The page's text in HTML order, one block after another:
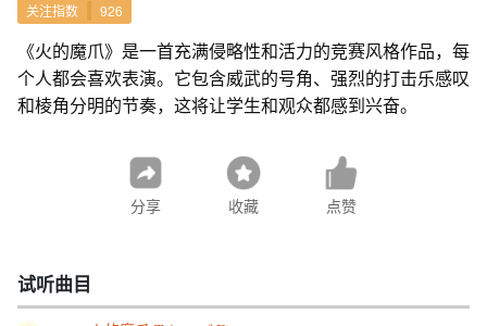
关注指数 926
《火的魔爪》是一首充满侵略性和活力的竞赛风格作品，每
个人都会喜欢表演。它包含威武的号角、强烈的打击乐感叹
和棱角分明的节奏，这将让学生和观众都感到兴奋。
分享 收藏 点赞
试听曲目